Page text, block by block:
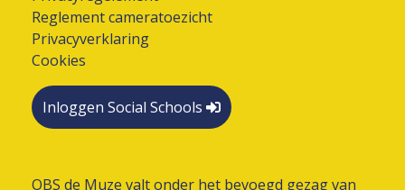
Reglement cameratoezicht
Privacyverklaring
Cookies
Inloggen Social Schools
OBS de Muze valt onder het bevoegd gezag van